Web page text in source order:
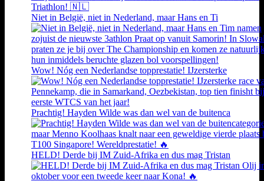
Niet in België, niet in Nederland, maar Hans en Ti
Wow! Nóg een Nederlandse topprestatie! IJzersterke
Prachtig! Hayden Wilde was dan wel van de buitenca
HELD! Derde bij IM Zuid-Afrika en dus mag Tristan